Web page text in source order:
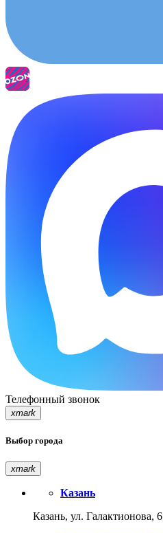
Телефонный звонок
xmark
Выбор города
xmark
Казань
Казань, ул. Галактионова, 6